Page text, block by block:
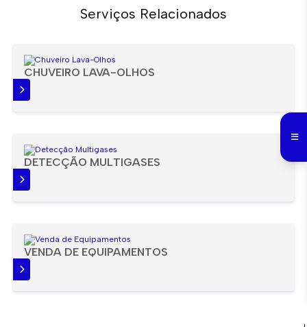
Serviços Relacionados
CHUVEIRO LAVA-OLHOS
DETECÇÃO MULTIGASES
VENDA DE EQUIPAMENTOS